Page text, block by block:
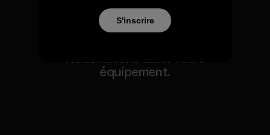
Nous faisons durer votre
équipement.
S'inscrire